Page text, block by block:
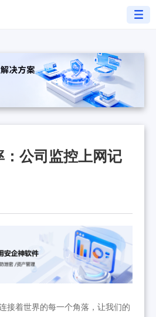
公司监控上网记
接着世界的每一个角落，让我们的